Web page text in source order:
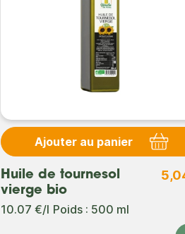
Ajouter au panier
Huile de tournesol
vierge bio
10.07 €/l Poids : 500 ml